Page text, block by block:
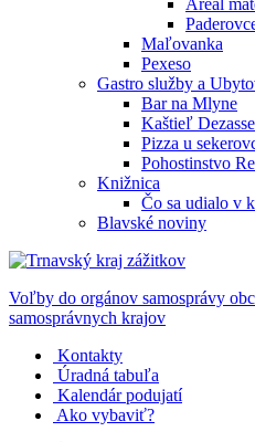
Areál
Maľovanka
Pexeso
Gastro služby a
Bar na Mlyne
Kaštieľ Dezasse
Pizza u
Pohostinstvo
Knižnica
Čo sa udialo v
Blavské noviny
Voľby do orgánov samosprávy
samosprávnych krajov
Kontakty
Úradná tabuľa
Kalendár podujatí
Ako vybaviť?